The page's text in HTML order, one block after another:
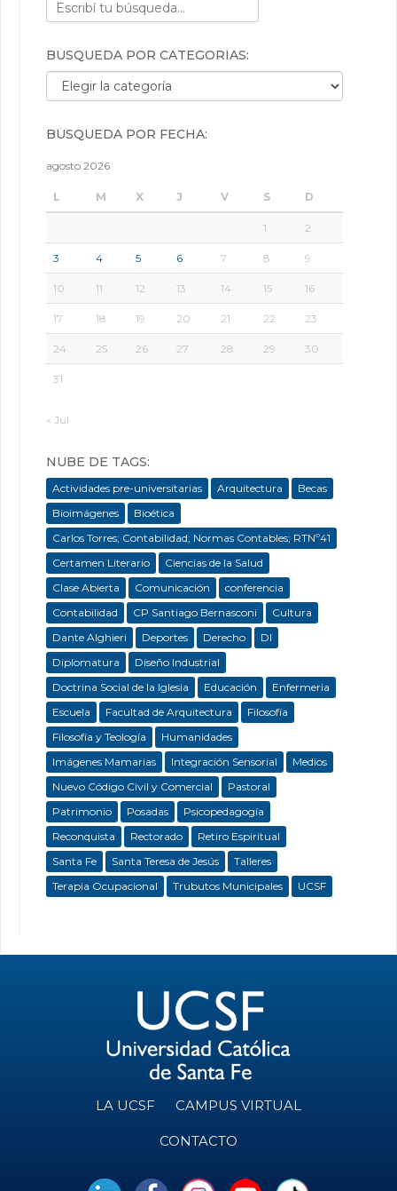
BÚSQUEDA POR CATEGORÍAS:
Búsqueda por categorías:
BÚSQUEDA POR FECHA:
agosto 2026
L M X J V S D
1 2
3 4 5 6 7 8 9
10 11 12 13 14 15 16
17 18 19 20 21 22 23
24 25 26 27 28 29 30
31
« Jul
NUBE DE TAGS:
Actividades pre-universitarias Arquitectura
Becas
Bioimágenes
Bioética
Carlos Torres; Contabilidad; Normas Contables; RTNº41
Certamen Literario
Ciencias de la Salud
Clase Abierta
Comunicación
conferencia
Contabilidad
CP Santiago Bernasconi
Cultura
Dante Alghieri
Deportes Derecho
DI
Diplomatura
Diseño Industrial
Doctrina Social de la Iglesia
Educación
Enfermeria
Escuela
Facultad de Arquitectura
Filosofía
Filosofía y Teología
Humanidades
Imágenes Mamarias
Integración Sensorial
Medios
Nuevo Código Civil y Comercial
Pastoral
Patrimonio
Posadas
Psicopedagogía
Reconquista
Rectorado
Retiro Espiritual
Santa Fe
Santa Teresa de Jesús
Talleres
Terapia Ocupacional
Trubutos Municipales UCSF
LA UCSF CAMPUS VIRTUAL
CONTACTO